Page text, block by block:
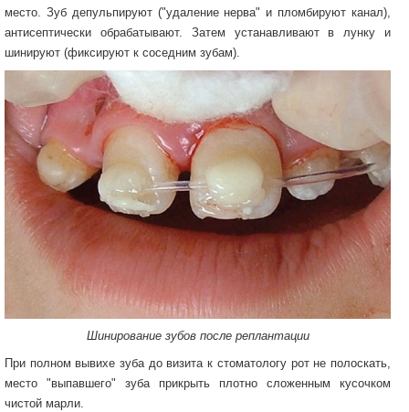
место. Зуб депульпируют ("удаление нерва" и пломбируют канал),
антисептически обрабатывают. Затем устанавливают в лунку и
шинируют (фиксируют к соседним зубам).
Шинирование зубов после реплантации
При полном вывихе зуба до визита к стоматологу рот не полоскать,
место "выпавшего" зуба прикрыть плотно сложенным кусочком
чистой марли.